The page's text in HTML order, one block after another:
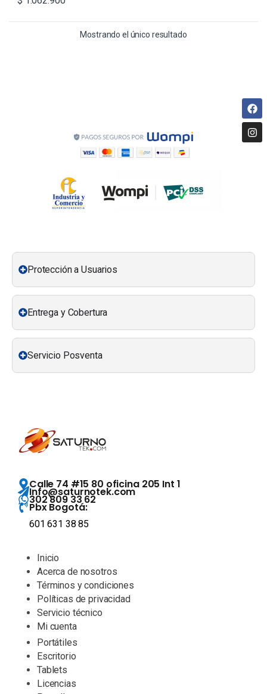
Mostrando el único resultado
Protección a Usuarios
Entrega y Cobertura
Servicio Posventa
Calle 74 #15 80 oficina 205 Int 1
Info@saturnotek.com
302 809 33 62
Pbx Bogotá:
601 631 38 85
Inicio
Acerca de nosotros
Términos y condiciones
Políticas de privacidad
Servicio técnico
Mi cuenta
Portátiles
Escritorio
Tablets
Licencias